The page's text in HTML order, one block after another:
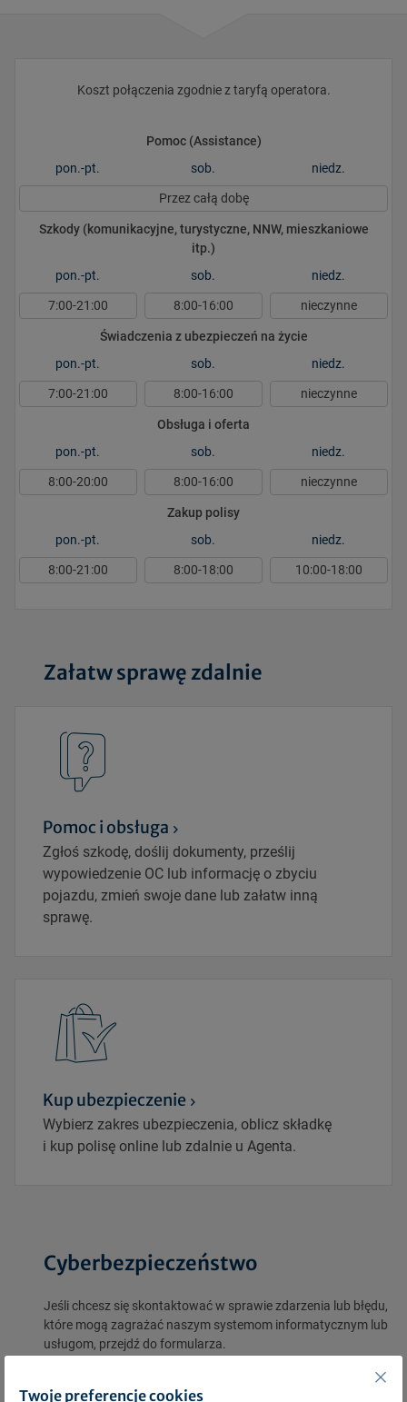
Koszt połączenia zgodnie z taryfą operatora.
Pomoc (Assistance)
pon.-pt.
sob. niedz.
Przez całą dobę
Szkody (komunikacyjne, turystyczne, NNW, mieszkaniowe
itp.)
pon.-pt.
sob. niedz.
7:00-21:00 8:00-16:00 nieczynne
Świadczenia z ubezpieczeń na życie
pon.-pt.
sob. niedz.
7:00-21:00 8:00-16:00 nieczynne
Obsługa i oferta
pon.-pt.
sob. niedz.
8:00-20:00 8:00-16:00 nieczynne
Zakup polisy
pon.-pt.
sob. niedz.
8:00-21:00 8:00-18:00 10:00-18:00
Załatw sprawę zdalnie
Pomoc i obsługa
Zgłoś szkodę, doślij dokumenty, prześlij
wypowiedzenie OC lub informację o zbyciu
pojazdu, zmień swoje dane lub załatw inną
sprawę.
Kup ubezpieczenie
Wybierz zakres ubezpieczenia, oblicz składkę
i kup polisę online lub zdalnie u Agenta.
Cyberbezpieczeństwo
Jeśli chcesz się skontaktować w sprawie zdarzenia lub błędu,
które mogą zagrażać naszym systemom informatycznym lub
usługom, przejdź do formularza.
Twoje preferencje cookies